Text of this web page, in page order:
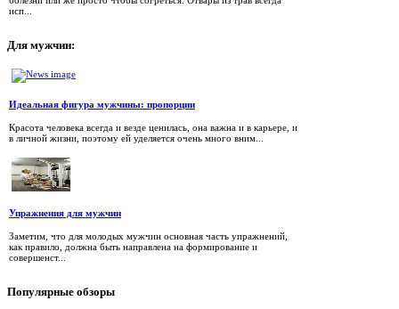
исп...
Для мужчин:
Идеальная фигура мужчины: пропорции
Красота человека всегда и везде ценилась, она важна и в карьере, и
в личной жизни, поэтому ей уделяется очень много вним...
Упражнения для мужчин
Заметим, что для молодых мужчин основная часть упражнений,
как правило, должна быть направлена на формирование и
совершенст...
Популярные обзоры